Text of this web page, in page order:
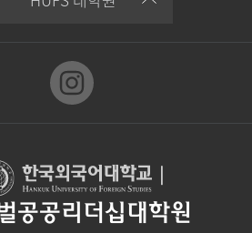
별전형 합격자 발표
학 일정 안내 (특별, 일반전형)
공공리더십대학원